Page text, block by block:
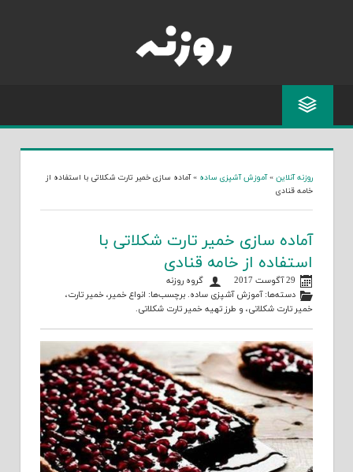
روزنه آنلاین »آموزش آشپزی ساده »آماده سازی خمیر تارت شکلاتی با استفاده از
خامه قنادی
آماده سازی خمیر تارت شکلاتی با
استفاده از خامه قنادی
29 آگوست 2017
گروه روزنه
دسته‌ها:آموزش آشپزی ساده. برچسب‌ها: انواع خمیر،خمیر تارت،
خمیر تارت شکلاتی، و طرز تهیه خمیر تارت شکلاتی.